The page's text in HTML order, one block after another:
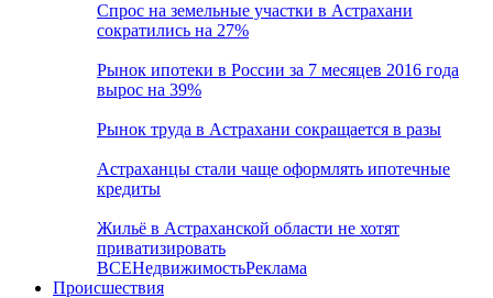
Спрос на земельные участки в Астрахани
сократились на 27%
Рынок ипотеки в России за 7 месяцев 2016 года
вырос на 39%
Рынок труда в Астрахани сокращается в разы
Астраханцы стали чаще оформлять ипотечные
кредиты
Жильё в Астраханской области не хотят
приватизировать
ВСЕНедвижимостьРеклама
Происшествия